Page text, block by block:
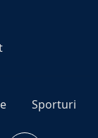
Sporturi